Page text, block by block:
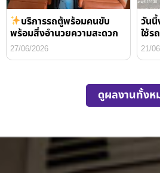
บริการรถตู้พร้อมคนขับ
พร้อมสิ่งอำนวยความสะดวก
27/06/2026
วัน
ใช้ร
21/
ดูผลงานทั้งห